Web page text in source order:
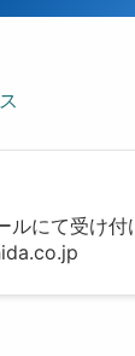
ルにて受け